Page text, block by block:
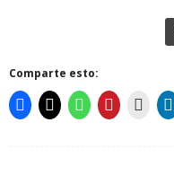
Comparte esto: